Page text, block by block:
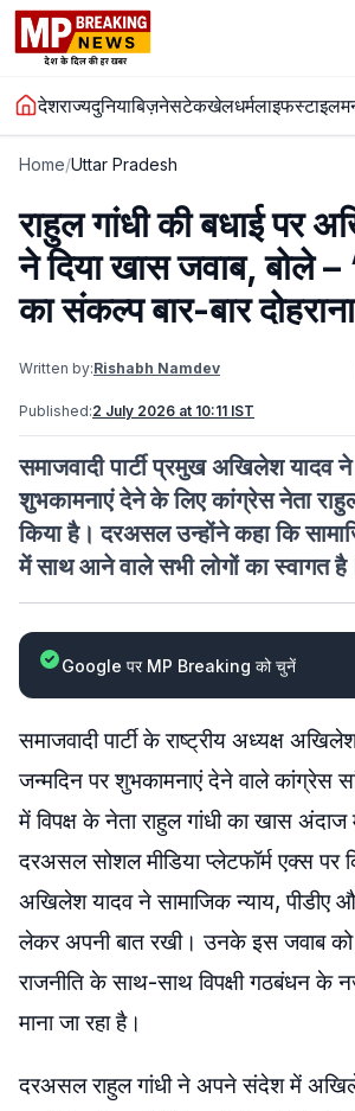
देशराज्यदुनियाबिज़नेसटेकखेलधर्मलाइफस्टाइल
Home/Uttar Pradesh
राहुल गांधी की बधाई पर
ने दिया खास जवाब, बोले –
का संकल्प बार-बार दोहराना
Written by:Rishabh Namdev
Published:2 July 2026 at 10:11 IST
समाजवादी पार्टी प्रमुख अखिलेश यादव
शुभकामनाएं देने के लिए कांग्रेस नेता
किया है। दरअसल उन्होंने कहा कि
में साथ आने वाले सभी लोगों का स्वागत
Google पर MP Breaking को चुनें
समाजवादी पार्टी के राष्ट्रीय अध्यक्ष
जन्मदिन पर शुभकामनाएं देने वाले कांग्रेस
में विपक्ष के नेता राहुल गांधी का खास अंदाज
दरअसल सोशल मीडिया प्लेटफॉर्म एक्स पर
अखिलेश यादव ने सामाजिक न्याय, पीडीए
लेकर अपनी बात रखी। उनके इस जवाब को
राजनीति के साथ-साथ विपक्षी गठबंधन के
माना जा रहा है।
दरअसल राहुल गांधी ने अपने संदेश में